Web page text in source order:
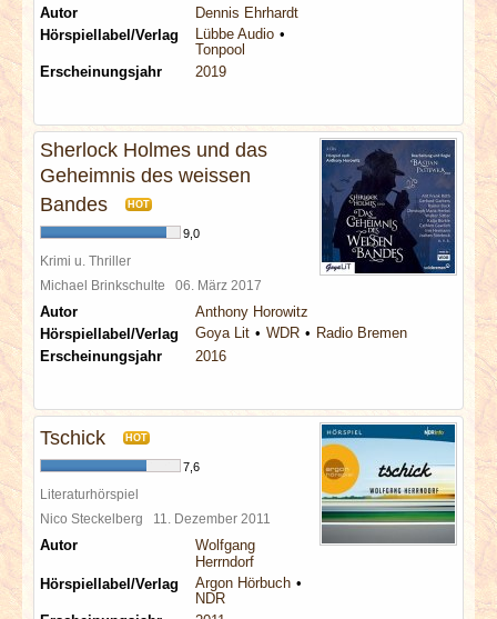
Autor
Dennis Ehrhardt
Hörspiellabel/Verlag
Lübbe Audio
Tonpool
Erscheinungsjahr
2019
Sherlock Holmes und das
Geheimnis des weissen
Bandes
HOT
9,0
Krimi u. Thriller
Michael Brinkschulte 06. März 2017
Autor
Anthony Horowitz
Hörspiellabel/Verlag
Goya Lit WDR
Radio Bremen
Erscheinungsjahr
2016
Tschick HOT
7,6
Literaturhörspiel
Nico Steckelberg 11. Dezember 2011
Autor
Wolfgang
Herrndorf
Hörspiellabel/Verlag
Argon Hörbuch
NDR